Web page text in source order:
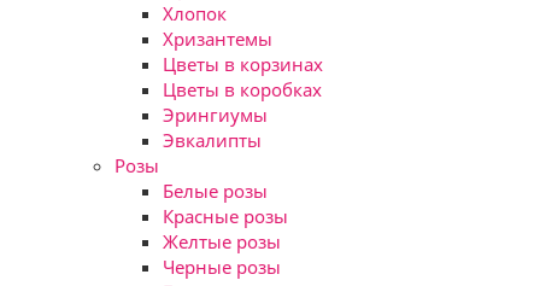
Хлопок
Хризантемы
Цветы в корзинах
Цветы в коробках
Эрингиумы
Эвкалипты
Розы
Белые розы
Красные розы
Желтые розы
Черные розы